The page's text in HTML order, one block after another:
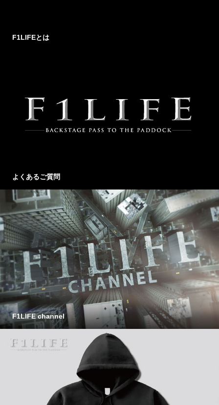
F1LIFEとは
よくあるご質問
F1LIFE channel